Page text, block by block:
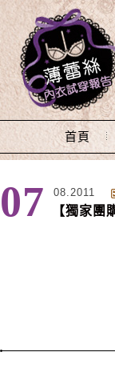
Main Menu
首頁
07 08.2011
【獨家團